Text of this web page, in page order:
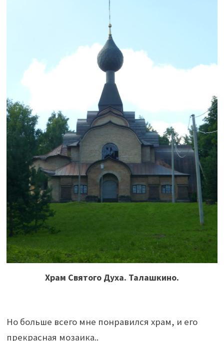
Храм Святого Духа. Талашкино.
Но больше всего мне понравился храм, и его
прекрасная мозаика..